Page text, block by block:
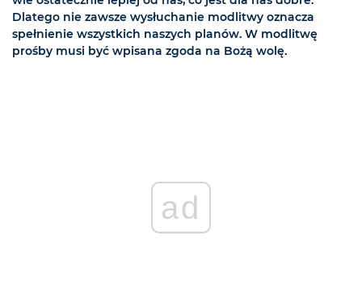
Dlatego nie zawsze wysłuchanie modlitwy oznacza
spełnienie wszystkich naszych planów. W modlitwę
prośby musi być wpisana zgoda na Bożą wolę.
ad